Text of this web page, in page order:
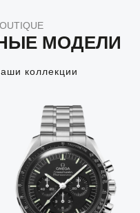
МОДЕЛИ
коллекции